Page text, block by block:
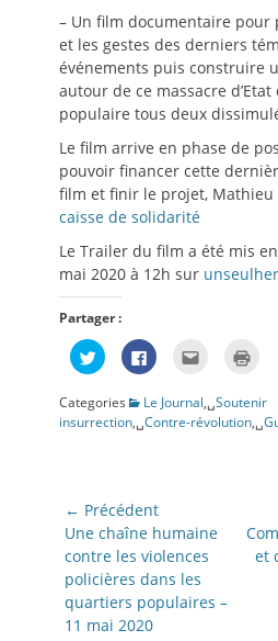
– Un film documentaire pour
et les gestes des derniers
événements puis construire
autour de ce massacre
populaire tous deux
Le film arrive en phase de
pouvoir financer cette
film et finir le projet, Mathieu
caisse de solidarité
Le Trailer du film a été mis
mai 2020 à 12h sur
Partager :
Cliquez
pour
partager
Twitter(ouvre
dans
une
Cliquez
pour
Facebook(ouvre
dans
une
Cliquez
e-
mail
à
une
Categories Le Journal,␣Soutenir
insurrection,␣Contre-révolution,␣
Navigation
de
l’article
← Précédent
Article
précédent:
Une chaîne humaine
contre les violences
policières dans les
quartiers populaires –
11 mai 2020
et